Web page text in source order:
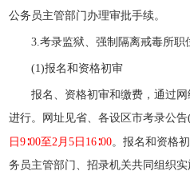
公务员主管部门办理审批手续。
3.考录监狱、强制隔离戒毒所职
(1)报名和资格初审
报名、资格初审和缴费，通过网
进行。网址见省、各设区市考录公
日9∶00至2月5日16∶00。报名和资格
务员主管部门、招录机关共同组织实